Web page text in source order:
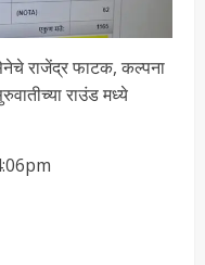
राजेंद्र फाटक, कल्पना
राउंड मध्ये